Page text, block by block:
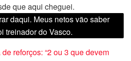
que aqui cheguei.
daqui. Meus netos vão saber
treinador do Vasco.
reforços: “2 ou 3 que devem